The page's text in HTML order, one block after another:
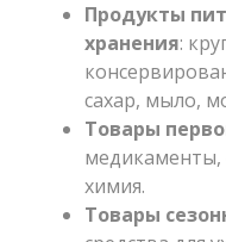
Продукты
хранения:
сахар, мыло,
Товары
медикаменты,
химия.
Товары